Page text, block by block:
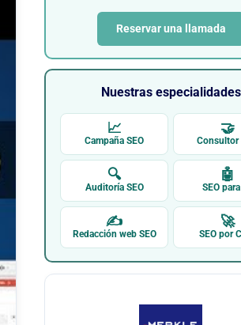
Reservar una llamada
Nuestras especialidades
📈
Campaña SEO
🤝
Consultor
🔍
Auditoría SEO
🤖
SEO
✍
Redacción web SEO
🚀
SEO por